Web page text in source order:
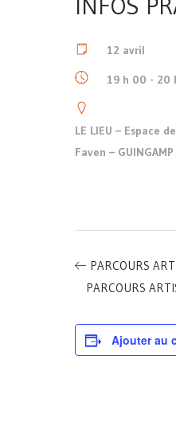
INFOS
12 avril
19 h 00 - 20
LE LIEU – Espace
Faven – GUINGAMP
PARCOURS
PARCOURS
Ajouter au